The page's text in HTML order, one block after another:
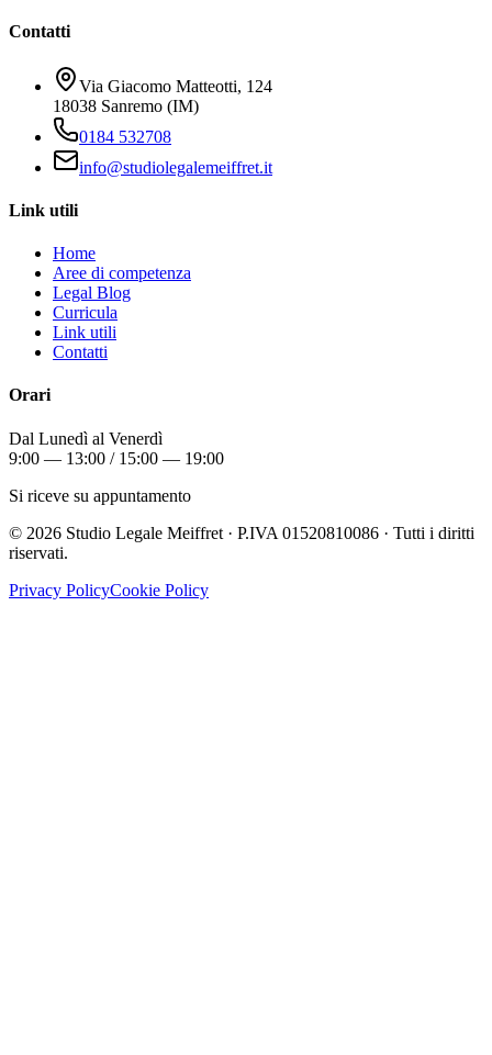
Contatti
Via Giacomo Matteotti, 124
18038 Sanremo (IM)
0184 532708
info@studiolegalemeiffret.it
Link utili
Home
Aree di competenza
Legal Blog
Curricula
Link utili
Contatti
Orari
Dal Lunedì al Venerdì
9:00 — 13:00 / 15:00 — 19:00
Si riceve su appuntamento
© 2026 Studio Legale Meiffret · P.IVA 01520810086 · Tutti i diritti
riservati.
Privacy PolicyCookie Policy